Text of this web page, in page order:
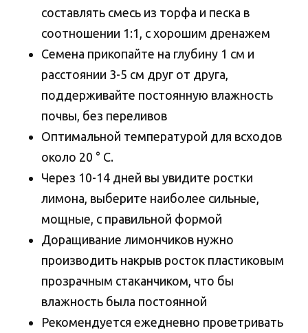
составлять смесь из торфа и песка в
соотношении 1:1, с хорошим дренажем
Семена прикопайте на глубину 1 см и
расстоянии 3-5 см друг от друга,
поддерживайте постоянную влажность
почвы, без переливов
Оптимальной температурой для всходов
около 20 ° С.
Через 10-14 дней вы увидите ростки
лимона, выберите наиболее сильные,
мощные, с правильной формой
Доращивание лимончиков нужно
производить накрыв росток пластиковым
прозрачным стаканчиком, что бы
влажность была постоянной
Рекомендуется ежедневно проветривать